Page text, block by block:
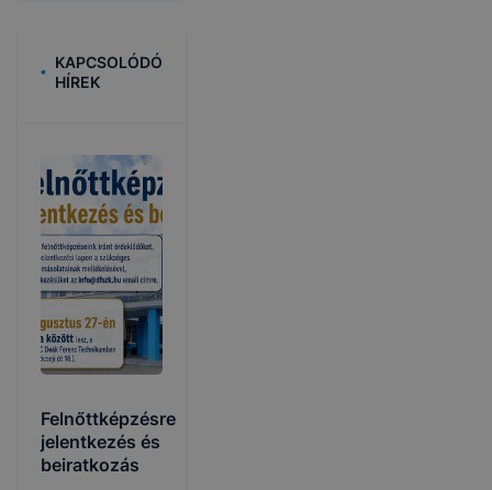
KAPCSOLÓDÓ
HÍREK
Felnőttképzésre
jelentkezés és
beiratkozás